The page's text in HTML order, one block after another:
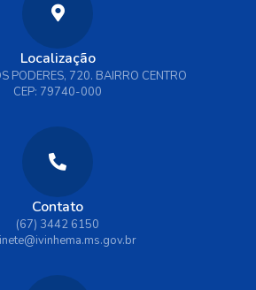
Localização
PODERES, 720. BAIRRO CENTRO
CEP: 79740-000
Contato
(67) 3442 6150